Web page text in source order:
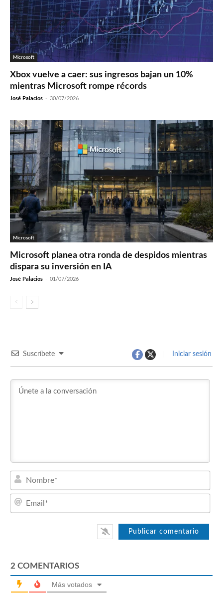
Microsoft
Xbox vuelve a caer: sus ingresos bajan un 10%
mientras Microsoft rompe récords
José Palacios - 30/07/2026
Microsoft
Microsoft planea otra ronda de despidos mientras
dispara su inversión en IA
José Palacios - 01/07/2026
Suscríbete Iniciar sesión
2 COMENTARIOS
Más votados